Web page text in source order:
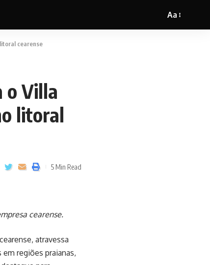
Aa
cearense
o Villa
litoral
5 Min Read
cearense.
atravessa
regiões praianas,